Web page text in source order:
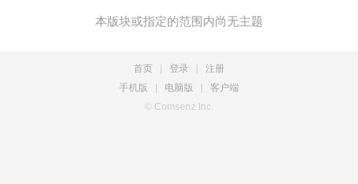
本版块或指定的范围内尚无主题
首页 登录
注册
手机版
电脑版
客户端
© Comsenz Inc.